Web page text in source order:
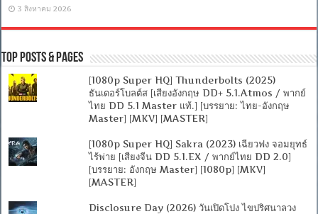
3 สิงหาคม 2026
Top Posts & Pages
[1080p Super HQ] Thunderbolts (2025)
ธันเดอร์โบลต์ส [เสียงอังกฤษ DD+ 5.1.Atmos / พากย์
ไทย DD 5.1 Master แท้.] [บรรยาย: ไทย-อังกฤษ
Master] [MKV] [MASTER]
[1080p Super HQ] Sakra (2023) เฉียวฟง จอมยุทธ์
ไร้พ่าย [เสียงจีน DD 5.1.EX / พากย์ไทย DD 2.0]
[บรรยาย: อังกฤษ Master] [1080p] [MKV]
[MASTER]
Disclosure Day (2026) วันเปิดโปง ไขปริศนาลวง